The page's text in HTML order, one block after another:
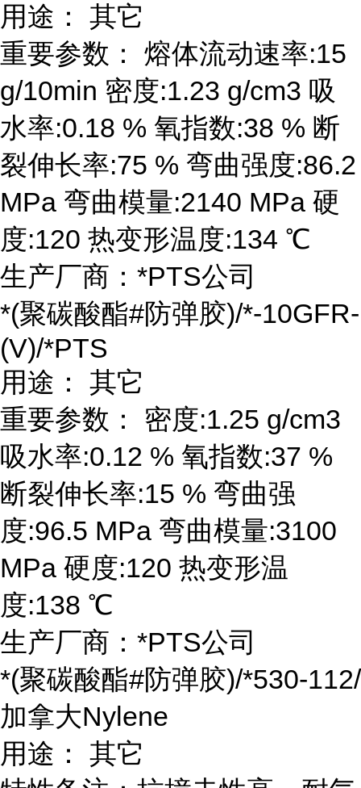
用途： 其它
重要参数： 熔体流动速率:15
g/10min 密度:1.23 g/cm3 吸
水率:0.18 % 氧指数:38 % 断
裂伸长率:75 % 弯曲强度:86.2
MPa 弯曲模量:2140 MPa 硬
度:120 热变形温度:134 ℃
生产厂商：*PTS公司
*(聚碳酸酯#防弹胶)/*-10GFR-
(V)/*PTS
用途： 其它
重要参数： 密度:1.25 g/cm3
吸水率:0.12 % 氧指数:37 %
断裂伸长率:15 % 弯曲强
度:96.5 MPa 弯曲模量:3100
MPa 硬度:120 热变形温
度:138 ℃
生产厂商：*PTS公司
*(聚碳酸酯#防弹胶)/*530-112/
加拿大Nylene
用途： 其它